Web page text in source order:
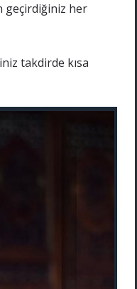
geçirdiğiniz her
takdirde kısa